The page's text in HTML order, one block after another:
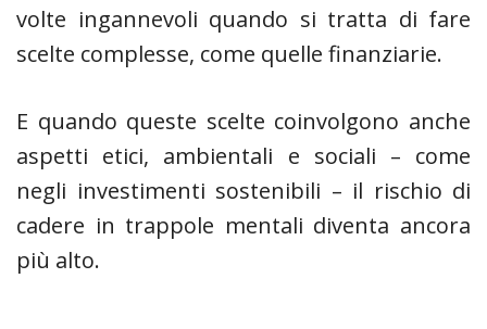
volte ingannevoli quando si tratta di fare
scelte complesse, come quelle finanziarie.
E quando queste scelte coinvolgono anche
aspetti etici, ambientali e sociali – come
negli investimenti sostenibili – il rischio di
cadere in trappole mentali diventa ancora
più alto.